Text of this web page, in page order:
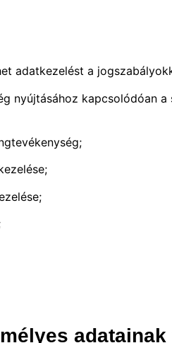
adatkezelést a
nyújtásához